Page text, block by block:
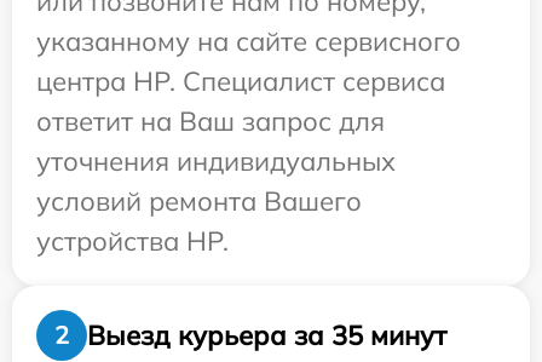
указанному на сайте сервисного
центра HP. Специалист сервиса
ответит на Ваш запрос для
уточнения индивидуальных
условий ремонта Вашего
устройства HP.
2
Выезд курьера за 35 минут